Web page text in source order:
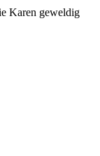
Karen geweldig